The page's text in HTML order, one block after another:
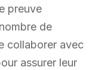
preuve
de
collaborer avec
assurer leur